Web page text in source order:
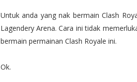
Untuk anda yang nak bermain Clash
Lagendery Arena. Cara ini tidak
bermain permainan Clash Royale ini.
Ok.